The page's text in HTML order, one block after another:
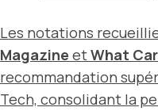
Les notations
Magazine etWhat
recommandation
Tech, consolidant la